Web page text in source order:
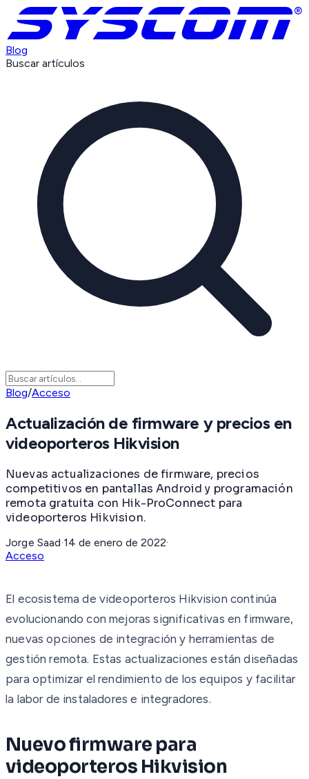
Blog
Buscar artículos
Blog/Acceso
Actualización de firmware y precios en
videoporteros Hikvision
Nuevas actualizaciones de firmware, precios
competitivos en pantallas Android y programación
remota gratuita con Hik-ProConnect para
videoporteros Hikvision.
Jorge Saad·14 de enero de 2022·
Acceso
El ecosistema de videoporteros Hikvision continúa
evolucionando con mejoras significativas en firmware,
nuevas opciones de integración y herramientas de
gestión remota. Estas actualizaciones están diseñadas
para optimizar el rendimiento de los equipos y facilitar
la labor de instaladores e integradores.
Nuevo firmware para
videoporteros Hikvision